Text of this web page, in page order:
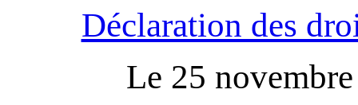
Déclaration des
Le 25